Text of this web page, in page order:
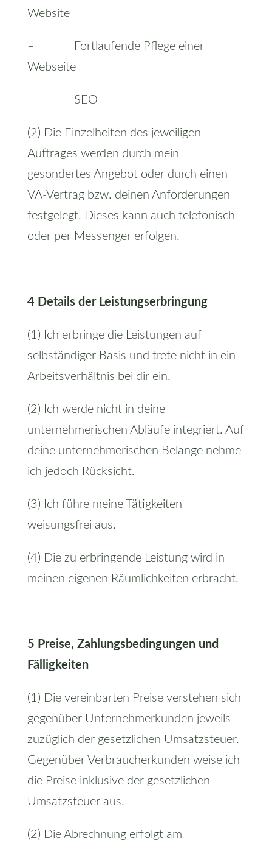
Website
– Fortlaufende Pflege einer
Webseite
– SEO
(2) Die Einzelheiten des jeweiligen
Auftrages werden durch mein
gesondertes Angebot oder durch einen
VA-Vertrag bzw. deinen Anforderungen
festgelegt. Dieses kann auch telefonisch
oder per Messenger erfolgen.
4 Details der Leistungserbringung
(1) Ich erbringe die Leistungen auf
selbständiger Basis und trete nicht in ein
Arbeitsverhältnis bei dir ein.
(2) Ich werde nicht in deine
unternehmerischen Abläufe integriert. Auf
deine unternehmerischen Belange nehme
ich jedoch Rücksicht.
(3) Ich führe meine Tätigkeiten
weisungsfrei aus.
(4) Die zu erbringende Leistung wird in
meinen eigenen Räumlichkeiten erbracht.
5 Preise, Zahlungsbedingungen und
Fälligkeiten
(1) Die vereinbarten Preise verstehen sich
gegenüber Unternehmerkunden jeweils
zuzüglich der gesetzlichen Umsatzsteuer.
Gegenüber Verbraucherkunden weise ich
die Preise inklusive der gesetzlichen
Umsatzsteuer aus.
(2) Die Abrechnung erfolgt am